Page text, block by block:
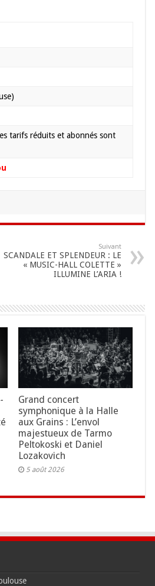
tarifs réduits et abonnés sont
Suivant
SCANDALE ET SPLENDEUR : LE
« MUSIC-HALL COLETTE »
ILLUMINE L’ARIA !
Grand concert
symphonique à la Halle
aux Grains : L’envol
majestueux de Tarmo
Peltokoski et Daniel
Lozakovich
5 août 2026